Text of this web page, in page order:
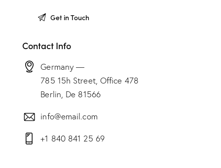
Contact Info
Germany —
785 15h Street, Office 478
Berlin, De 81566
info@email.com
+1 840 841 25 69